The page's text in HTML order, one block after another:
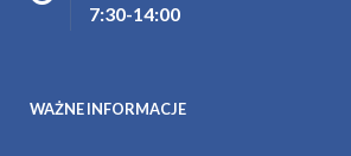
7:30-14:00
WAŻNE INFORMACJE